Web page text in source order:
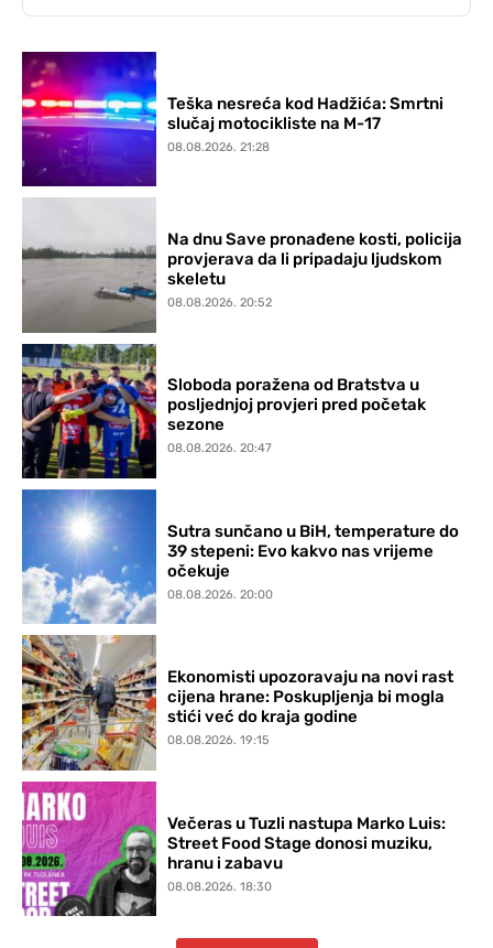
Teška nesreća kod Hadžića: Smrtni
slučaj motocikliste na M-17
08.08.2026. 21:28
Na dnu Save pronađene kosti, policija
provjerava da li pripadaju ljudskom
skeletu
08.08.2026. 20:52
Sloboda poražena od Bratstva u
posljednjoj provjeri pred početak
sezone
08.08.2026. 20:47
Sutra sunčano u BiH, temperature do
39 stepeni: Evo kakvo nas vrijeme
očekuje
08.08.2026. 20:00
Ekonomisti upozoravaju na novi rast
cijena hrane: Poskupljenja bi mogla
stići već do kraja godine
08.08.2026. 19:15
Večeras u Tuzli nastupa Marko Luis:
Street Food Stage donosi muziku,
hranu i zabavu
08.08.2026. 18:30